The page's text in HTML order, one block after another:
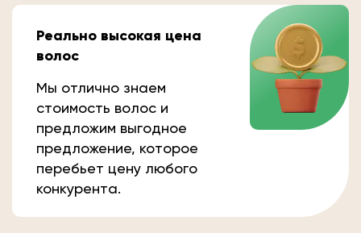
Реально высокая цена
волос
Мы отлично знаем
стоимость волос и
предложим выгодное
предложение, которое
перебьет цену любого
конкурента.